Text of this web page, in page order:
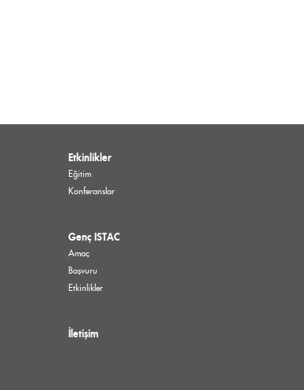
Etkinlikler
Eğitim
Konferanslar
Genç ISTAC
Amaç
Başvuru
Etkinlikler
İletişim